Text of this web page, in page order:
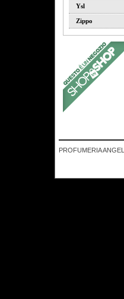
Ysl
Zippo
PROFUMERIA